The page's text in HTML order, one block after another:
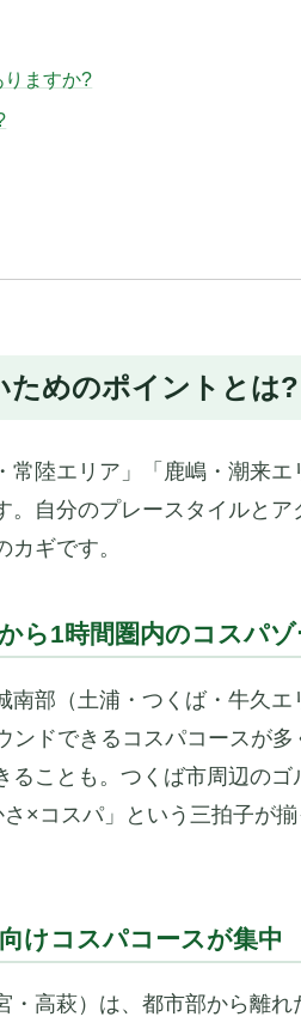
ますか?
ためのポイントとは?
常陸エリア」「鹿嶋・潮来エ
自分のプレースタイルとア
ギです。
ら1時間圏内のコスパゾ
部（土浦・つくば・牛久エ
ンドできるコスパコースが多
ことも。つくば市周辺のゴ
×コスパ」という三拍子が
けコスパコースが集中
高萩）は、都市部から離れ